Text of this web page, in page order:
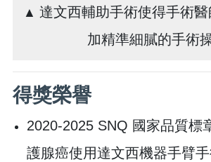
▲ 達文西輔助手術使得手術
加精準細膩的手術
得獎榮譽
2020-2025 SNQ 國家品質標
護腺癌使用達文西機器手臂